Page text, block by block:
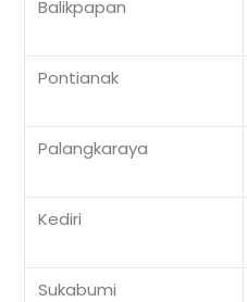
Balikpapan
Pontianak
Palangkaraya
Kediri
Sukabumi